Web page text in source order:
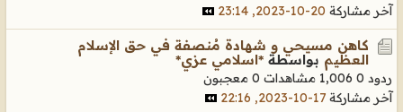
آخر مشاركة 20-10-2023, 23:14
كاهن مسيحي و شهادة مُنصفة في حق الإسلام
العظيم بواسطة *اسلامي عزي*
ردود 0 1,006 مشاهدات
0 معجبون
آخر مشاركة 17-10-2023, 22:16